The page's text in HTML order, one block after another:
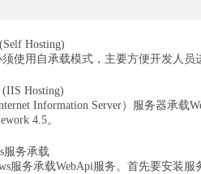
Hosting)
使用自承载模式，主要方便开发人
Hosting)
Information Server）服务器承载
4.5。
服务承载
服务承载WebApi服务。首先要安装